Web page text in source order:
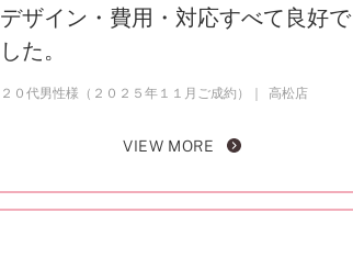
デザイン・費用・対応すべて良好で
した。
２０代男性様（２０２５年１１月ご成約） 高松店
VIEW MORE